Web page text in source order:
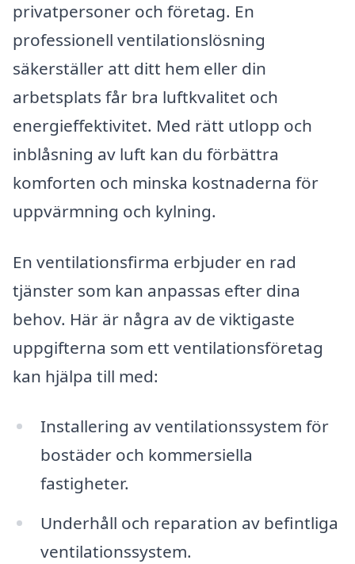
privatpersoner och företag. En
professionell ventilationslösning
säkerställer att ditt hem eller din
arbetsplats får bra luftkvalitet och
energieffektivitet. Med rätt utlopp och
inblåsning av luft kan du förbättra
komforten och minska kostnaderna för
uppvärmning och kylning.
En ventilationsfirma erbjuder en rad
tjänster som kan anpassas efter dina
behov. Här är några av de viktigaste
uppgifterna som ett ventilationsföretag
kan hjälpa till med:
Installering av ventilationssystem för
bostäder och kommersiella
fastigheter.
Underhåll och reparation av befintliga
ventilationssystem.